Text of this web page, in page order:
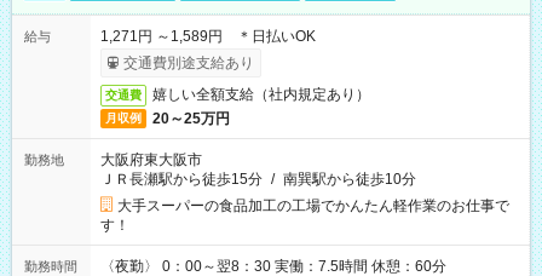
給与
1,271円 ～1,589円 ＊日払いOK
交通費別途支給あり
交通費 嬉しい全額支給（社内規定あり）
月収例 20～25万円
勤務地
大阪府東大阪市
ＪＲ長瀬駅から徒歩15分 / 南巽駅から徒歩10分
大手スーパーの食品加工の工場でかんたん軽作業のお仕事で
す！
勤務時間 〈夜勤〉 0：00～翌8：30 実働：7.5時間 休憩：60分